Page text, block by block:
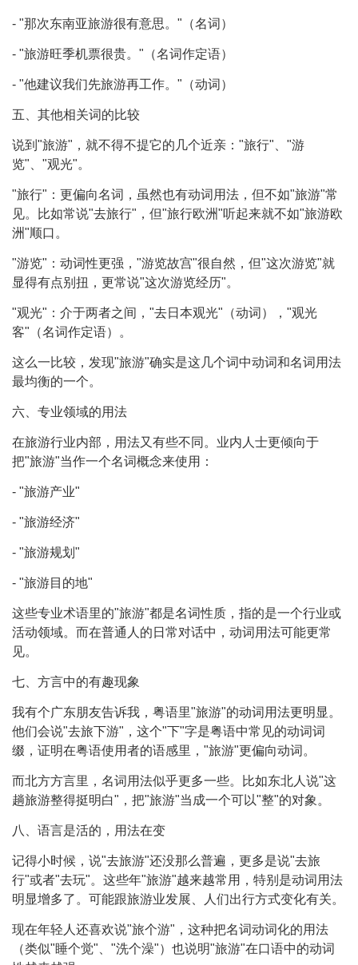
- "那次东南亚旅游很有意思。"（名词）
- "旅游旺季机票很贵。"（名词作定语）
- "他建议我们先旅游再工作。"（动词）
五、其他相关词的比较
说到"旅游"，就不得不提它的几个近亲："旅行"、"游
览"、"观光"。
"旅行"：更偏向名词，虽然也有动词用法，但不如"旅游"常
见。比如常说"去旅行"，但"旅行欧洲"听起来就不如"旅游欧
洲"顺口。
"游览"：动词性更强，"游览故宫"很自然，但"这次游览"就
显得有点别扭，更常说"这次游览经历"。
"观光"：介于两者之间，"去日本观光"（动词），"观光
客"（名词作定语）。
这么一比较，发现"旅游"确实是这几个词中动词和名词用法
最均衡的一个。
六、专业领域的用法
在旅游行业内部，用法又有些不同。业内人士更倾向于
把"旅游"当作一个名词概念来使用：
- "旅游产业"
- "旅游经济"
- "旅游规划"
- "旅游目的地"
这些专业术语里的"旅游"都是名词性质，指的是一个行业或
活动领域。而在普通人的日常对话中，动词用法可能更常
见。
七、方言中的有趣现象
我有个广东朋友告诉我，粤语里"旅游"的动词用法更明显。
他们会说"去旅下游"，这个"下"字是粤语中常见的动词词
缀，证明在粤语使用者的语感里，"旅游"更偏向动词。
而北方方言里，名词用法似乎更多一些。比如东北人说"这
趟旅游整得挺明白"，把"旅游"当成一个可以"整"的对象。
八、语言是活的，用法在变
记得小时候，说"去旅游"还没那么普遍，更多是说"去旅
行"或者"去玩"。这些年"旅游"越来越常用，特别是动词用法
明显增多了。可能跟旅游业发展、人们出行方式变化有关。
现在年轻人还喜欢说"旅个游"，这种把名词动词化的用法
（类似"睡个觉"、"洗个澡"）也说明"旅游"在口语中的动词